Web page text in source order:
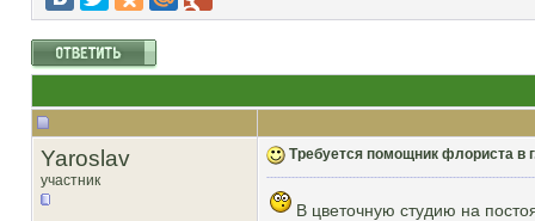
Yaroslav
участник
Требуется помощник флориста в
В цветочную студию на